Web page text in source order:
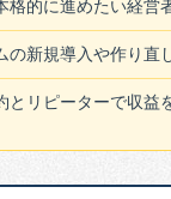
格的に進めたい経営
の新規導入や作り直
リピーターで収益